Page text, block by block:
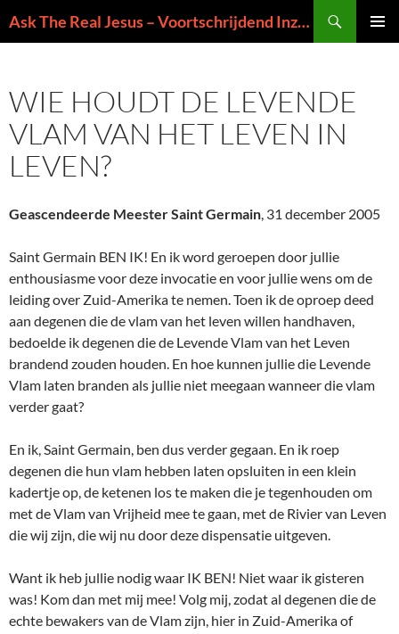
naar
Ask The Real Jesus – Voortschrijdend Inzicht in de Zin van het Leven
WIE HOUDT DE LEVENDE
VLAM VAN HET LEVEN IN
LEVEN?
Geascendeerde Meester Saint Germain, 31 december 2005
Saint Germain BEN IK! En ik word geroepen door jullie
enthousiasme voor deze invocatie en voor jullie wens om de
leiding over Zuid-Amerika te nemen. Toen ik de oproep deed
aan degenen die de vlam van het leven willen handhaven,
bedoelde ik degenen die de Levende Vlam van het Leven
brandend zouden houden. En hoe kunnen jullie die Levende
Vlam laten branden als jullie niet meegaan wanneer die vlam
verder gaat?
En ik, Saint Germain, ben dus verder gegaan. En ik roep
degenen die hun vlam hebben laten opsluiten in een klein
kadertje op, de ketenen los te maken die je tegenhouden om
met de Vlam van Vrijheid mee te gaan, met de Rivier van Leven
die wij zijn, die wij nu door deze dispensatie uitgeven.
Want ik heb jullie nodig waar IK BEN! Niet waar ik gisteren
was! Kom dan met mij mee! Volg mij, zodat al degenen die de
echte bewakers van de Vlam zijn, hier in Zuid-Amerika of